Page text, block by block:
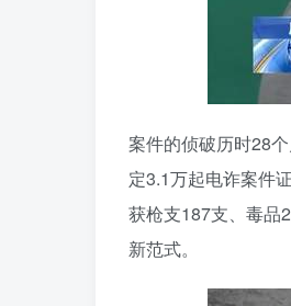
案件的侦破历时28
定3.1万起电诈案件
获枪支187支、毒品
新范式。